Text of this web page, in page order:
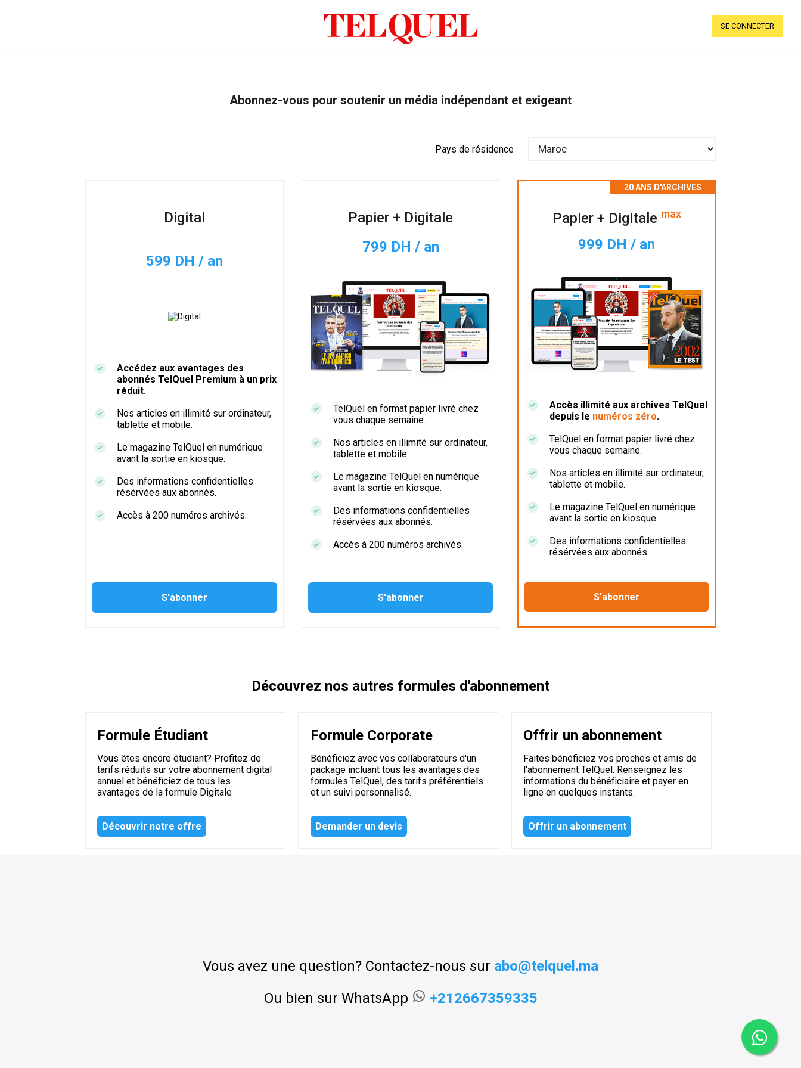
SE CONNECTER
Abonnez-vous pour soutenir un média indépendant et exigeant
Pays de résidence
Digital
599 DH / an
Accédez aux avantages des
abonnés TelQuel Premium à un prix
réduit.
Nos articles en illimité sur ordinateur,
tablette et mobile.
Le magazine TelQuel en numérique
avant la sortie en kiosque.
Des informations confidentielles
résérvées aux abonnés.
Accès à 200 numéros archivés.
Papier + Digitale
799 DH / an
TelQuel en format papier livré chez
vous chaque semaine.
Nos articles en illimité sur ordinateur,
tablette et mobile.
Le magazine TelQuel en numérique
avant la sortie en kiosque.
Des informations confidentielles
résérvées aux abonnés.
Accès à 200 numéros archivés.
Papier + Digitale max
999 DH / an
Accès illimité aux archives TelQuel
depuis le numéros zéro.
TelQuel en format papier livré chez
vous chaque semaine.
Nos articles en illimité sur ordinateur,
tablette et mobile.
Le magazine TelQuel en numérique
avant la sortie en kiosque.
Des informations confidentielles
résérvées aux abonnés.
Découvrez nos autres formules d'abonnement
Formule Étudiant
Vous êtes encore étudiant? Profitez de
tarifs réduits sur votre abonnement digital
annuel et bénéficiez de tous les
avantages de la formule Digitale
Découvrir notre offre
Formule Corporate
Bénéficiez avec vos collaborateurs d'un
package incluant tous les avantages des
formules TelQuel, des tarifs préférentiels
et un suivi personnalisé.
Demander un devis
Offrir un abonnement
Faites bénéficiez vos proches et amis de
l'abonnement TelQuel. Renseignez les
informations du bénéficiaire et payer en
ligne en quelques instants.
Offrir un abonnement
Vous avez une question? Contactez-nous sur abo@telquel.ma
Ou bien sur WhatsApp
+212667359335